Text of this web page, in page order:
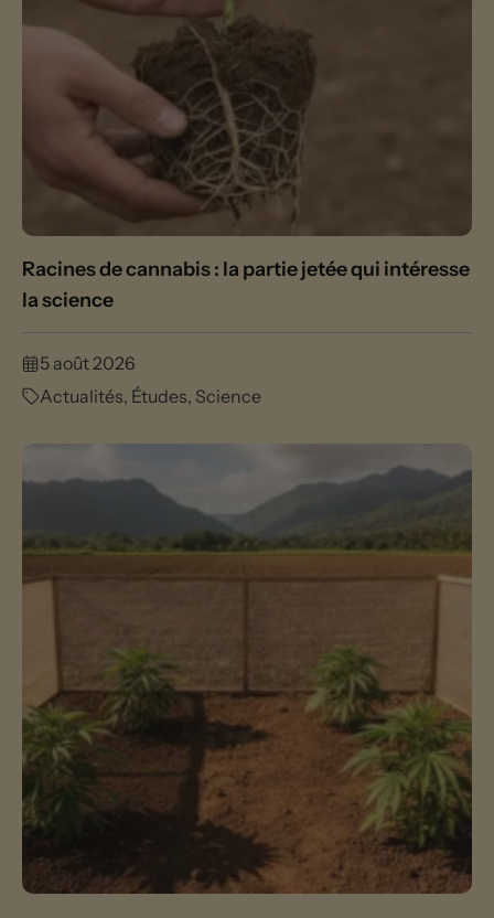
Racines de cannabis : la partie jetée qui intéresse
la science
5 août 2026
Actualités, Études, Science